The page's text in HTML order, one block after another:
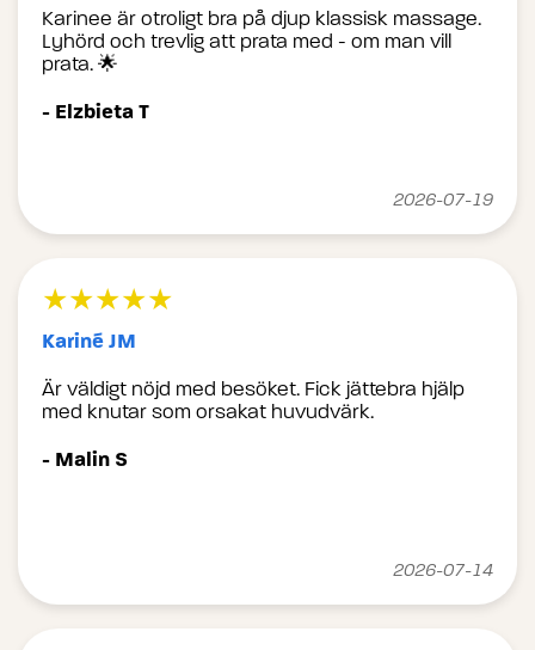
Karinee är otroligt bra på djup klassisk massage.
Lyhörd och trevlig att prata med - om man vill
prata. 🌟
- Elzbieta T
2026-07-19
★★★★★
Kariné JM
Är väldigt nöjd med besöket. Fick jättebra hjälp
med knutar som orsakat huvudvärk.
- Malin S
2026-07-14